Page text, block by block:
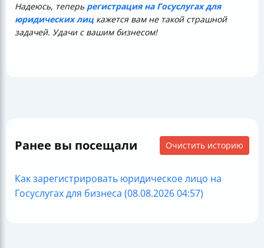
Надеюсь, теперь регистрация на Госуслугах для
юридических лиц кажется вам не такой страшной
задачей. Удачи с вашим бизнесом!
Ранее вы посещали Очистить историю
Как зарегистрировать юридическое лицо на
Госуслугах для бизнеса (08.08.2026 04:57)